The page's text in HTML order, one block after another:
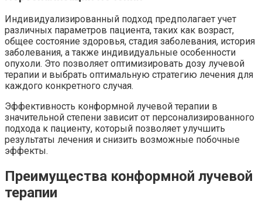
Индивидуализированный подход предполагает учет
различных параметров пациента, таких как возраст,
общее состояние здоровья, стадия заболевания, история
заболевания, а также индивидуальные особенности
опухоли. Это позволяет оптимизировать дозу лучевой
терапии и выбрать оптимальную стратегию лечения для
каждого конкретного случая.
Эффективность конформной лучевой терапии в
значительной степени зависит от персонализированного
подхода к пациенту, который позволяет улучшить
результаты лечения и снизить возможные побочные
эффекты.
Преимущества конформной лучевой
терапии